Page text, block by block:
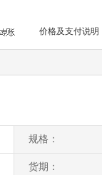
价格及支付说明
规格：
货期：